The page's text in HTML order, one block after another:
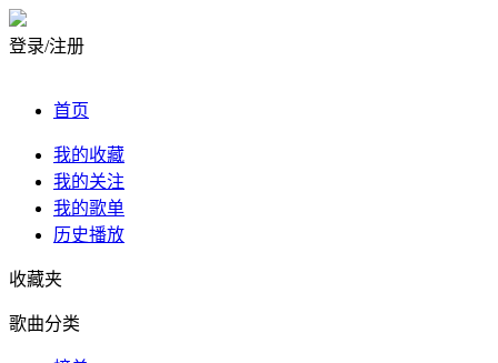
登录/注册
首页
我的收藏
我的关注
我的歌单
历史播放
收藏夹
歌曲分类